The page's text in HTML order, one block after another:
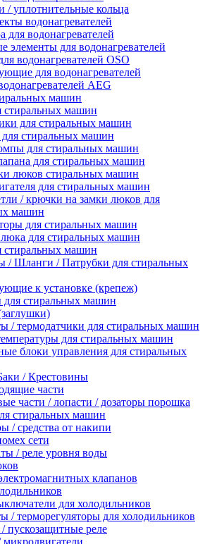
/ уплотнительные кольца
водонагревателей
для водонагревателей
элементы для водонагревателей
водонагревателей OSO
для водонагревателей
AEG
машин
стиральных машин
для стиральных машин
стиральных машин
для стиральных машин
для стиральных машин
люков стиральных машин
для стиральных машин
/ крючки на замки люков для
машин
для стиральных машин
для стиральных машин
машин
/ Шланги / Патрубки для стиральных
к установке (крепеж)
стиральных машин
/ термодатчики для стиральных машин
для стиральных машин
блоки управления для стиральных
/ Крестовины
части
части / лопасти / дозаторы порошка
стиральных машин
/ средства от накипи
сети
/ реле уровня воды
клапанов
для холодильников
/ терморегуляторы для холодильников
пускозащитные реле